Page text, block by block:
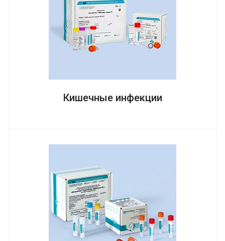
Кишечные инфекции